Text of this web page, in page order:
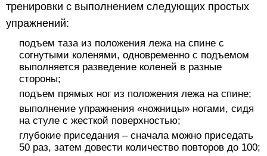
тренировки с выполнением следующих простых
упражнений:
подъем таза из положения лежа на спине с
согнутыми коленями, одновременно с подъемом
выполняется разведение коленей в разные
стороны;
подъем прямых ног из положения лежа на спине;
выполнение упражнения «ножницы» ногами, сидя
на стуле с жесткой поверхностью;
глубокие приседания – сначала можно приседать
50 раз, затем довести количество повторов до 100;